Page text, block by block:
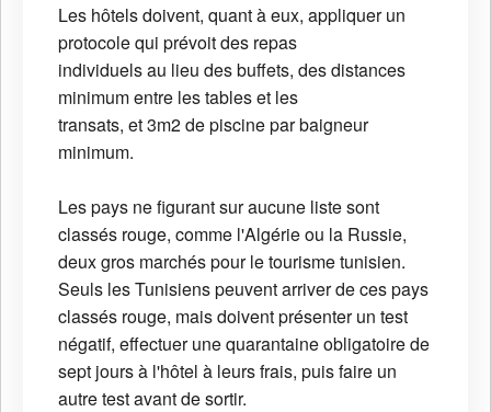
Les hôtels doivent, quant à eux, appliquer un
protocole qui prévoit des repas
individuels au lieu des buffets, des distances
minimum entre les tables et les
transats, et 3m2 de piscine par baigneur
minimum.
Les pays ne figurant sur aucune liste sont
classés rouge, comme l'Algérie ou la Russie,
deux gros marchés pour le tourisme tunisien.
Seuls les Tunisiens peuvent arriver de ces pays
classés rouge, mais doivent présenter un test
négatif, effectuer une quarantaine obligatoire de
sept jours à l'hôtel à leurs frais, puis faire un
autre test avant de sortir.